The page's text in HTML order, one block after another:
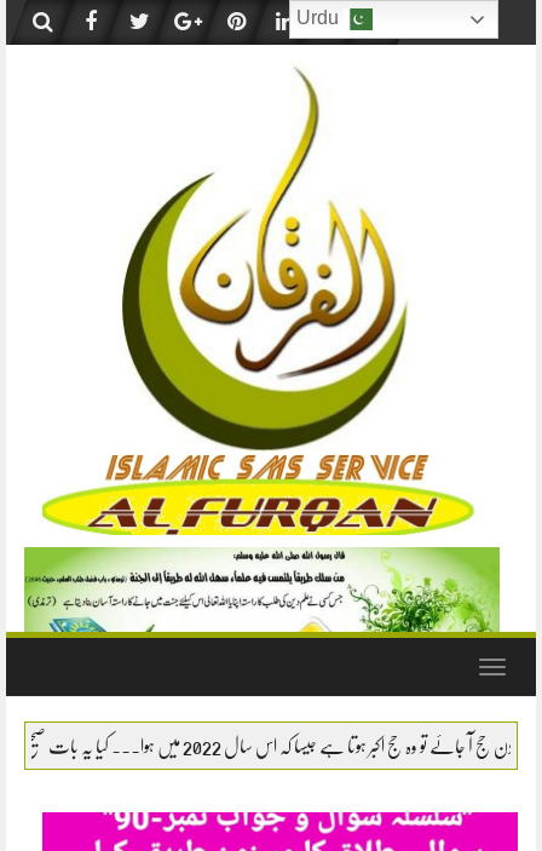
content
Toggle
یا بچھو وغیرہ کو مارنا یا اشارتاً کسی کام سے روکنا کیسا ہے؟ جیسے گھروں میں اکثر مائیں